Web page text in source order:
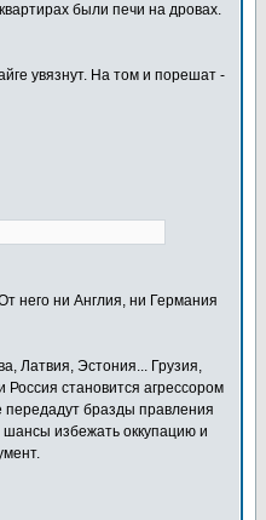
были печи на дровах.
увязнут. На том и порешат -
него ни Англия, ни Германия
Латвия, Эстония... Грузия,
становится агрессором
передадут бразды правления
избежать оккупацию и